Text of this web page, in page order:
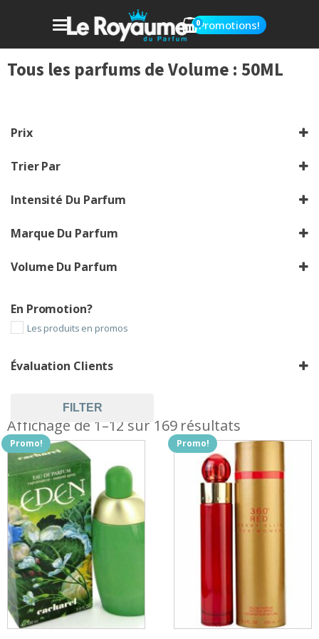
0Promotions!
Tous les parfums deVolume :50ML
Prix
Trier Par
Intensité Du Parfum
Marque Du Parfum
Volume Du Parfum
En Promotion?
Les produits en promos
Évaluation Clients
FILTER
Affichage de 1–12 sur 169 résultats
Promo! Promo!
Ce
produit
plusieurs
choisies
sur